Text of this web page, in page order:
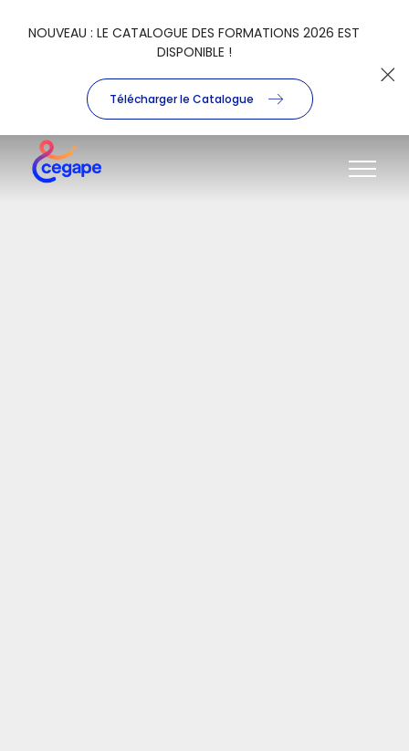
NOUVEAU : LE CATALOGUE DES FORMATIONS 2026 EST
DISPONIBLE !
Télécharger le Catalogue